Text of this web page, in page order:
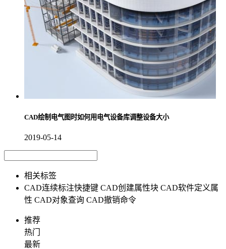
CAD绘制电气图时如何用电气设备库调整设备大小
2019-05-14
相关标签
CAD连续标注快捷键 CAD创建属性块 CAD软件定义属
性 CAD对象查询 CAD撤销命令
推荐
热门
最新